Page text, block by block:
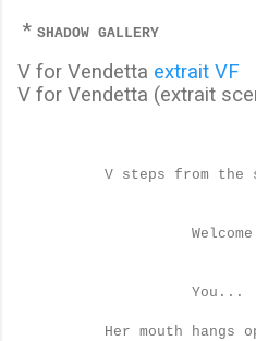
* SHADOW GALLERY
V for Vendetta extrait VF
V for Vendetta (extrait
V steps from the
You...
Her mouth hangs